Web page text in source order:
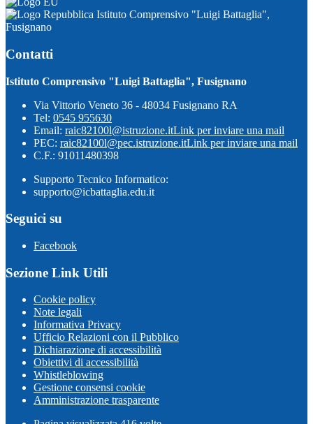
Istituto Comprensivo "Luigi Battaglia",
Fusignano
Contatti
Istituto Comprensivo "Luigi Battaglia", Fusignano
Via Vittorio Veneto 36 - 48034 Fusignano RA
Tel: 0545 955630
Email: raic82100l@istruzione.itLink per inviare una mail
PEC: raic82100l@pec.istruzione.itLink per inviare una mail
C.F.: 91011480398
Supporto Tecnico Informatico:
supporto@icbattaglia.edu.it
Seguici su
Facebook
Sezione Link Utili
Cookie policy
Note legali
Informativa Privacy
Ufficio Relazioni con il Pubblico
Dichiarazione di accessibilità
Obiettivi di accessibilità
Whistleblowing
Gestione consensi cookie
Amministrazione trasparente